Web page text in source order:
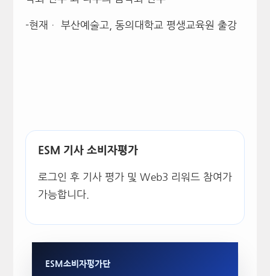
-현재ᆞ 부산예술고, 동의대학교 평생교육원 출강
ESM 기사 소비자평가
로그인 후 기사 평가 및 Web3 리워드 참여가
가능합니다.
ESM소비자평가단